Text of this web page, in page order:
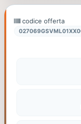
codice offerta